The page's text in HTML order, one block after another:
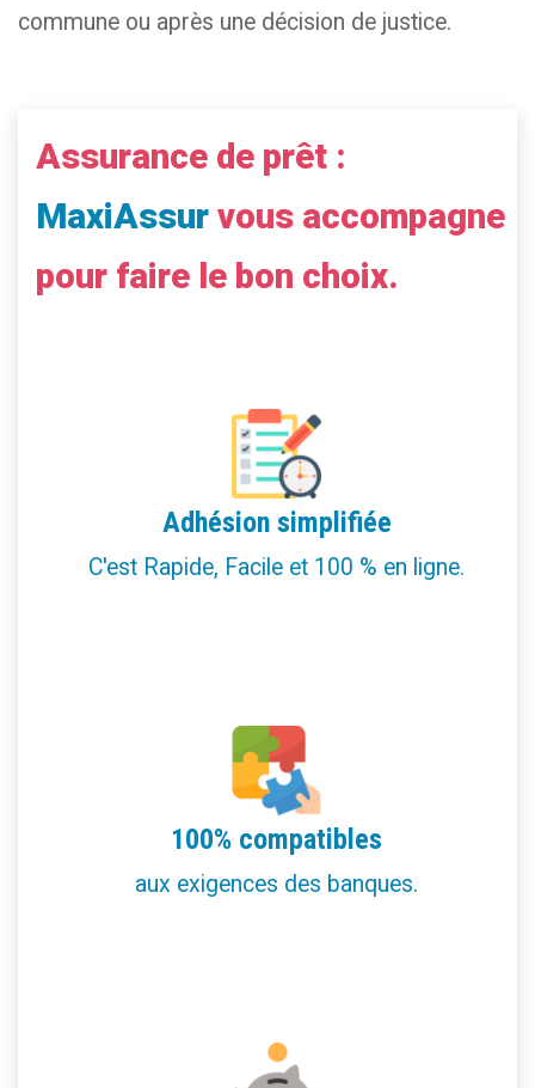
commune ou après une décision de justice.
Assurance de prêt :
MaxiAssur vous accompagne
pour faire le bon choix.
Adhésion simplifiée
C'est Rapide, Facile et 100 % en ligne.
100% compatibles
aux exigences des banques.